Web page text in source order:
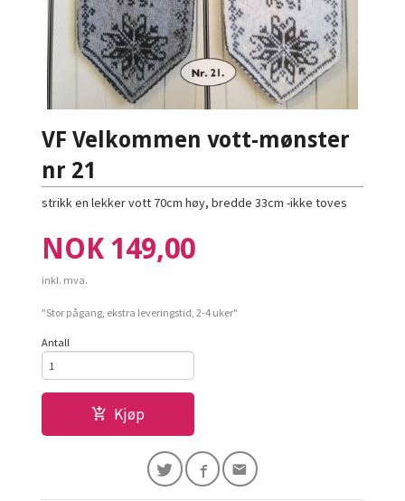
VF Velkommen vott-mønster
nr 21
strikk en lekker vott 70cm høy, bredde 33cm -ikke toves
Pris
NOK 149,00
inkl. mva.
"Stor pågang, ekstra leveringstid, 2-4 uker"
Antall
Kjøp